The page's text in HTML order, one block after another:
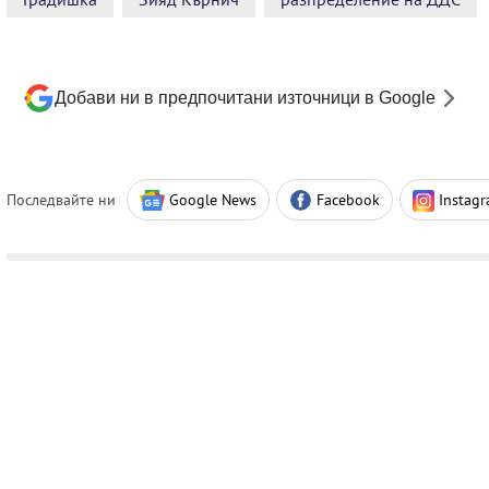
Добави ни в предпочитани източници в Google
Последвайте ни Google News Facebook